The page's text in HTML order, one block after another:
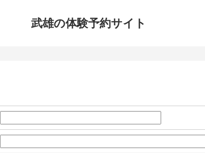
武雄の体験予約サイト